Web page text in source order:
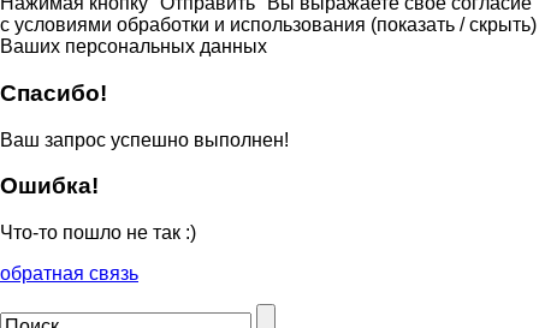
с условиями обработки и использования (показать / скрыть)
Ваших персональных данных
Спасибо!
Ваш запрос успешно выполнен!
Ошибка!
Что-то пошло не так :)
обратная связь